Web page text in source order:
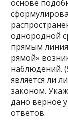
основе
однородной
прямым
рямой»
наблюдений.
является ли
законом.
дано верное
ответов.